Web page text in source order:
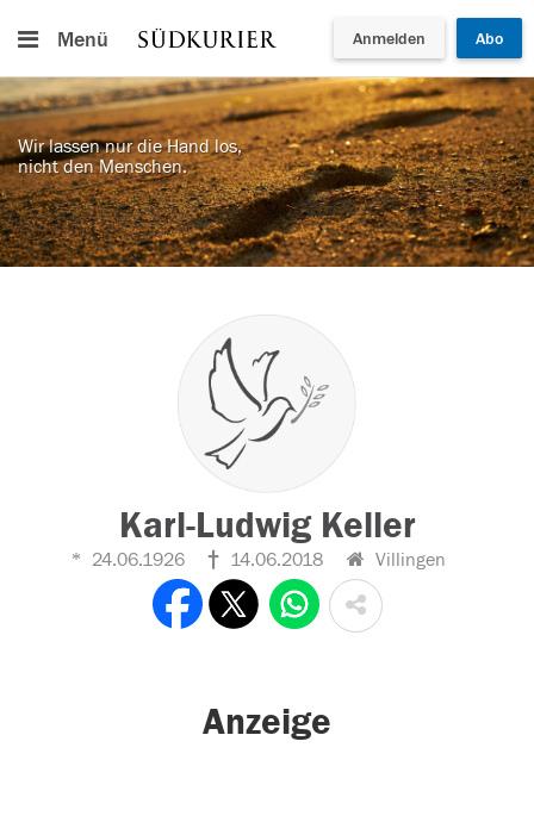
Menü Anmelden Abo
Wir lassen nur die Hand los,
nicht den Menschen.
Karl-Ludwig Keller
24.06.1926 14.06.2018 Villingen
Anzeige